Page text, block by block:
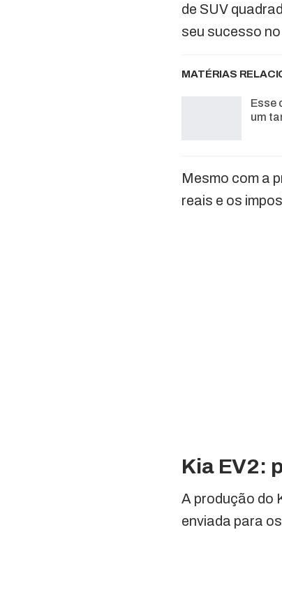
de SUV
seu sucesso
MATÉRIAS
Esse
um
Mesmo com a
reais e os
Kia EV2:
A produção do
enviada para